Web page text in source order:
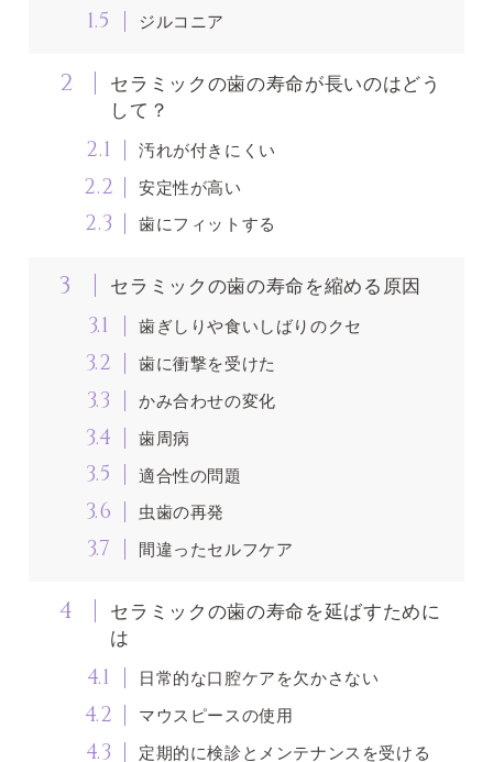
1.5 ジルコニア
2
セラミックの歯の寿命が長いのはどう
して？
2.1 汚れが付きにくい
2.2 安定性が高い
2.3 歯にフィットする
3 セラミックの歯の寿命を縮める原因
3.1 歯ぎしりや食いしばりのクセ
3.2 歯に衝撃を受けた
3.3 かみ合わせの変化
3.4 歯周病
3.5 適合性の問題
3.6 虫歯の再発
3.7 間違ったセルフケア
4
セラミックの歯の寿命を延ばすために
は
4.1 日常的な口腔ケアを欠かさない
4.2 マウスピースの使用
4.3 定期的に検診とメンテナンスを受ける